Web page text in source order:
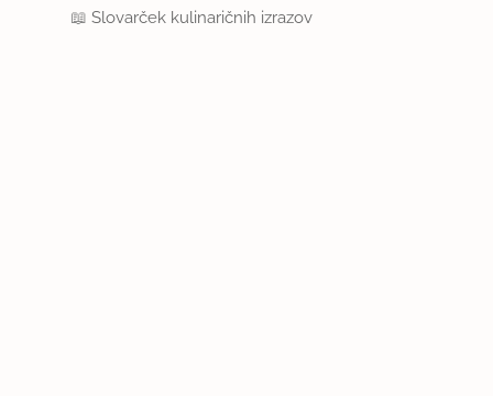
📖Slovarček kulinaričnih izrazov